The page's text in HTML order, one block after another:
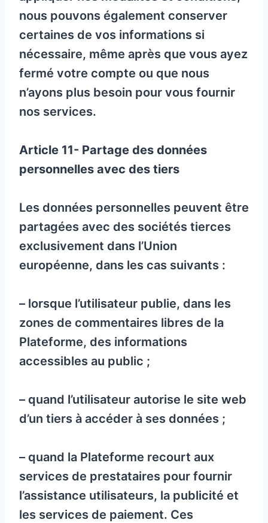
nous pouvons également conserver
certaines de vos informations si
nécessaire, même après que vous ayez
fermé votre compte ou que nous
n’ayons plus besoin pour vous fournir
nos services.
Article 11- Partage des données
personnelles avec des tiers
Les données personnelles peuvent être
partagées avec des sociétés tierces
exclusivement dans l’Union
européenne, dans les cas suivants :
– lorsque l’utilisateur publie, dans les
zones de commentaires libres de la
Plateforme, des informations
accessibles au public ;
– quand l’utilisateur autorise le site web
d’un tiers à accéder à ses données ;
– quand la Plateforme recourt aux
services de prestataires pour fournir
l’assistance utilisateurs, la publicité et
les services de paiement. Ces